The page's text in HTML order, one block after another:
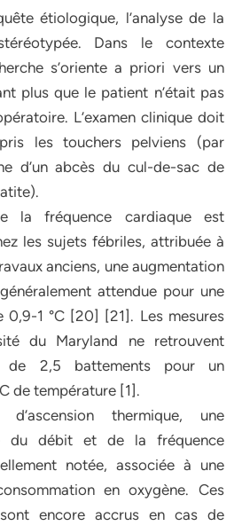
étiologique, l’analyse de la
Dans le contexte
s’oriente a priori vers un
plus que le patient n’était pas
L’examen clinique doit
les touchers pelviens (par
d’un abcès du cul-de-sac de
la fréquence cardiaque est
les sujets fébriles, attribuée à
anciens, une augmentation
attendue pour une
0,9-1 °C [20] [21]. Les mesures
du Maryland ne retrouvent
de 2,5 battements pour un
de température [1].
thermique, une
du débit et de la fréquence
notée, associée à une
en oxygène. Ces
encore accrus en cas de